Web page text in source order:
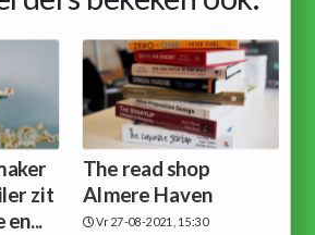
zit
The read shop
Almere Haven
Vr 27-08-2021, 15:30